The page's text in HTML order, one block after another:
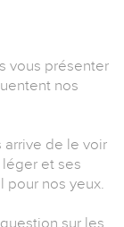
vous présenter
nos
arrive de le voir
et ses
pour nos yeux.
sur les